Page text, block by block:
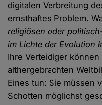
digitalen Verbreitung
ernsthaftes Problem.
religiösen oder
im Lichte der Evolution
Ihre Verteidiger
althergebrachten
Eines tun: Sie müssen
Schotten möglichst